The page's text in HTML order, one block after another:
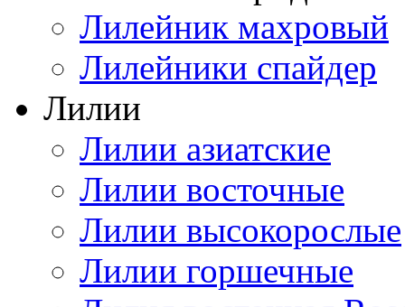
Лилейник махровый
Лилейники спайдер
Лилии
Лилии азиатские
Лилии восточные
Лилии высокорослые
Лилии горшечные